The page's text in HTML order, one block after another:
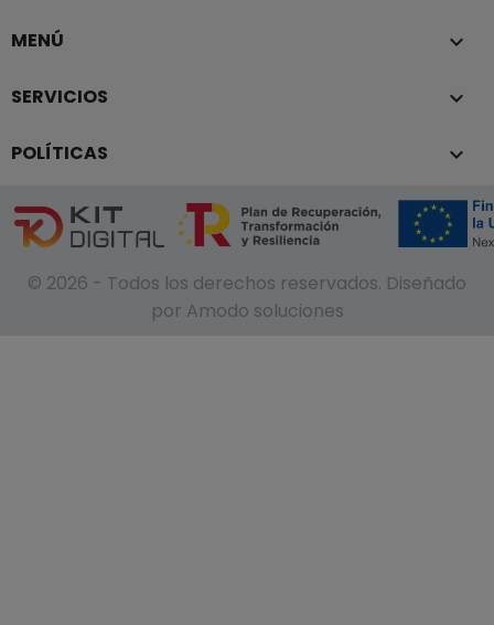
MENÚ 
SERVICIOS 
POLÍTICAS 
© 2026 - Todos los derechos reservados. Diseñado
por Amodo soluciones